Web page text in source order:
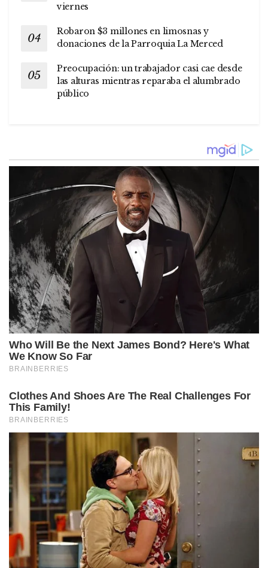
viernes
Robaron $3 millones en limosnas y
donaciones de la Parroquia La Merced
Preocupación: un trabajador casi cae desde
las alturas mientras reparaba el alumbrado
público